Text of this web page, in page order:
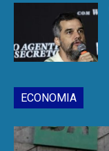
ECONOMIA